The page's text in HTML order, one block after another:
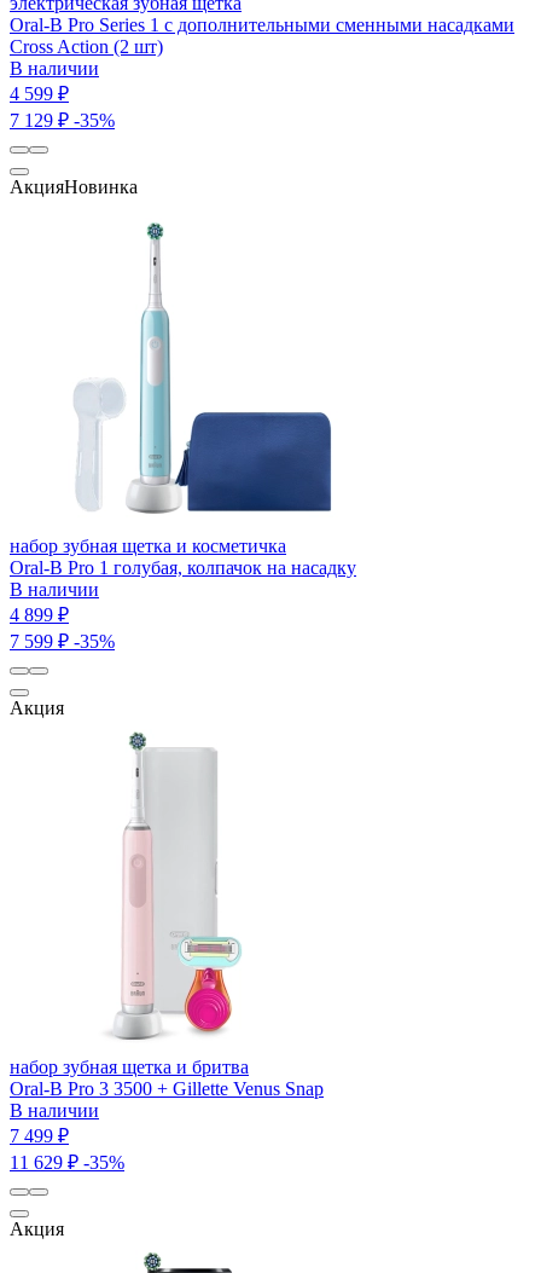
Oral-B Pro Series 1 с дополнительными сменными насадками
Cross Action (2 шт)
В наличии
4 599 ₽
7 129 ₽ -35%
АкцияНовинка
набор зубная щетка и косметичка
Oral-B Pro 1 голубая, колпачок на насадку
В наличии
4 899 ₽
7 599 ₽ -35%
Акция
набор зубная щетка и бритва
Oral-B Pro 3 3500 + Gillette Venus Snap
В наличии
7 499 ₽
11 629 ₽ -35%
Акция